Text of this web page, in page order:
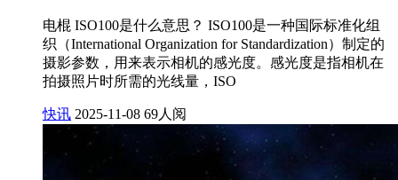
电棍 ISO100是什么意思？ ISO100是一种国际标准化组
织（International Organization for Standardization）制定的
摄影参数，用来表示相机的感光度。感光度是指相机在
拍摄照片时所需的光线量，ISO
快讯 2025-11-08 69人阅